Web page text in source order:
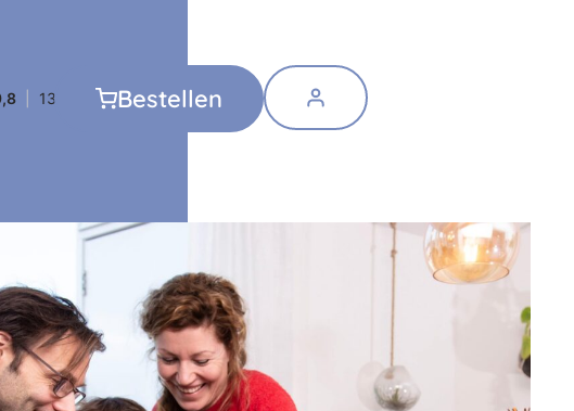
Bestellen